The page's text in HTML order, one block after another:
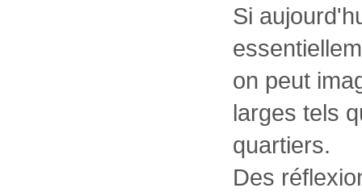
Si
on peut
larges tels
quartiers.
Des